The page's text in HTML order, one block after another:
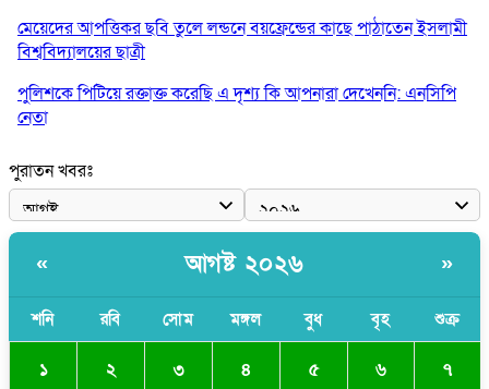
মেয়েদের আপত্তিকর ছবি তুলে লন্ডনে বয়ফ্রেন্ডের কাছে পাঠাতেন ইসলামী
বিশ্ববিদ্যালয়ের ছাত্রী
পুলিশকে পিটিয়ে রক্তাক্ত করেছি এ দৃশ্য কি আপনারা দেখেননি: এনসিপি
নেতা
পাঁচ দেশি মাছে মিলল মাইক্রোপ্লাস্টিক, সবচেয়ে বেশি কই মাছে
বাংলাদেশী কর্মীদের আকামা নিয়ে বড় সুখবর দিলো সৌদি সরকার
ওয়াজেদ জয়
সাকিব আল হাসানের বাড়িতে আগুন, পেট্রলবোমা বিস্ফোরণ
পুরাতন খবরঃ
« আগষ্ট ২০২৬ »
শনি রবি সোম মঙ্গল বুধ বৃহ শুক্র
১ ২ ৩ ৪ ৫ ৬ ৭